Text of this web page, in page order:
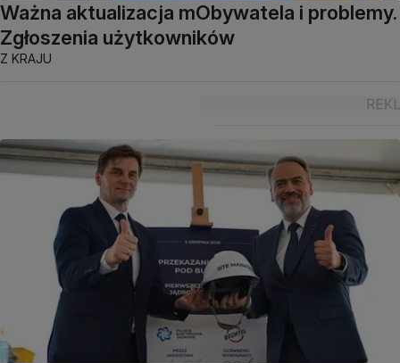
Ważna aktualizacja mObywatela i problemy.
Zgłoszenia użytkowników
Z KRAJU